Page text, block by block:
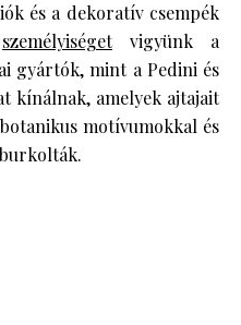
és a dekoratív csempék
személyiségetvigyünk a
gyártók, mint a Pedini és
kínálnak, amelyek ajtajait
motívumokkal és